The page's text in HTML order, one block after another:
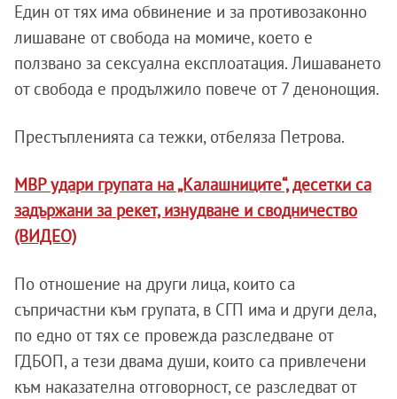
Един от тях има обвинение и за противозаконно
лишаване от свобода на момиче, което е
ползвано за сексуална експлоатация. Лишаването
от свобода е продължило повече от 7 денонощия.
Престъпленията са тежки, отбеляза Петрова.
МВР удари групата на „Калашниците“, десетки са
задържани за рекет, изнудване и сводничество
(ВИДЕО)
По отношение на други лица, които са
съпричастни към групата, в СГП има и други дела,
по едно от тях се провежда разследване от
ГДБОП, а тези двама души, които са привлечени
към наказателна отговорност, се разследват от